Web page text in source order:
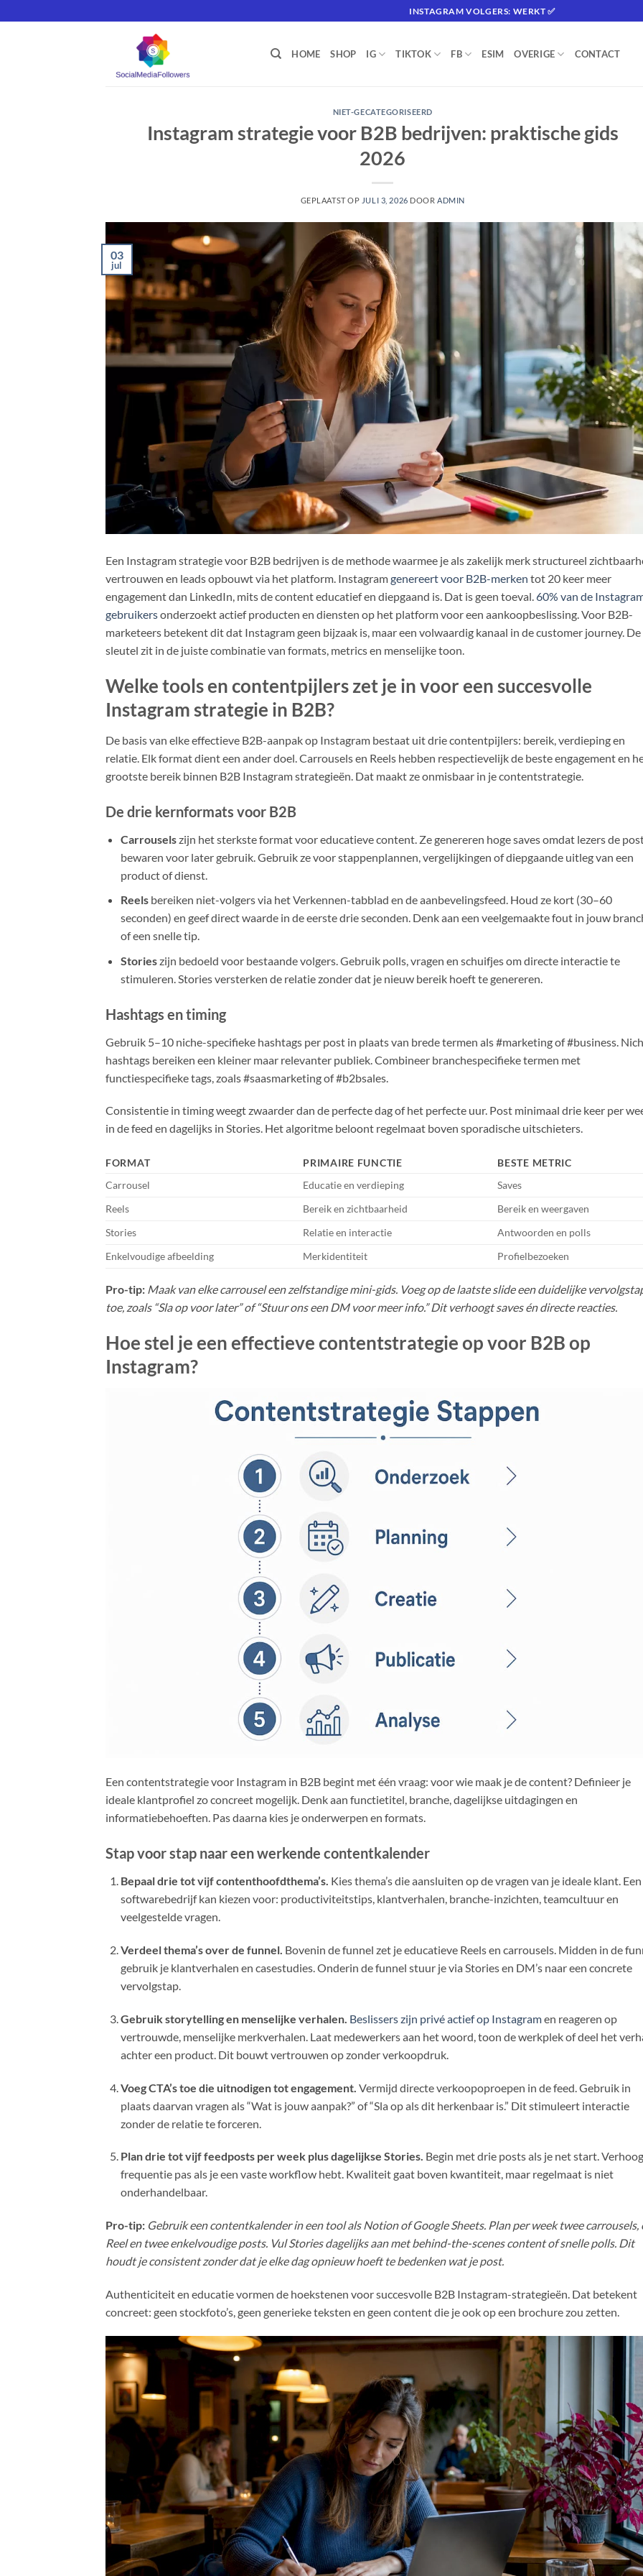
naar
INSTAGRAM VOLGERS: WERKT ✅
HOME SHOP IG TIKTOK FB ESIM OVERIGE CONTACT
NIET-GECATEGORISEERD
Instagram strategie voor B2B bedrijven: praktische gids
2026
GEPLAATST OP JULI 3, 2026 DOOR ADMIN
03
jul
Een Instagram strategie voor B2B bedrijven is de methode waarmee je als zakelijk merk structureel
vertrouwen en leads opbouwt via het platform. Instagramgenereert voor B2B-merken tot 20 keer meer
engagement dan LinkedIn, mits de content educatief en diepgaand is. Dat is geen toeval.60% van de
gebruikersonderzoekt actief producten en diensten op het platform voor een aankoopbeslissing. Voor B2B-
marketeers betekent dit dat Instagram geen bijzaak is, maar een volwaardig kanaal in de customer journey. De
sleutel zit in de juiste combinatie van formats, metrics en menselijke toon.
Welke tools en contentpijlers zet je in voor een succesvolle
Instagram strategie in B2B?
De basis van elke effectieve B2B-aanpak op Instagram bestaat uit drie contentpijlers: bereik, verdieping en
relatie. Elk format dient een ander doel. Carrousels en Reels hebben respectievelijk de beste engagement en
grootste bereik binnen B2B Instagram strategieën. Dat maakt ze onmisbaar in je contentstrategie.
De drie kernformats voor B2B
Carrouselszijn het sterkste format voor educatieve content. Ze genereren hoge saves omdat lezers de
bewaren voor later gebruik. Gebruik ze voor stappenplannen, vergelijkingen of diepgaande uitleg van een
product of dienst.
Reelsbereiken niet-volgers via het Verkennen-tabblad en de aanbevelingsfeed. Houd ze kort (30–60
seconden) en geef direct waarde in de eerste drie seconden. Denk aan een veelgemaakte fout in jouw
of een snelle tip.
Storieszijn bedoeld voor bestaande volgers. Gebruik polls, vragen en schuifjes om directe interactie te
stimuleren. Stories versterken de relatie zonder dat je nieuw bereik hoeft te genereren.
Hashtags en timing
Gebruik 5–10 niche-specifieke hashtags per post in plaats van brede termen als #marketing of #business.
hashtags bereiken een kleiner maar relevanter publiek. Combineer branchespecifieke termen met
functiespecifieke tags, zoals #saasmarketing of #b2bsales.
Consistentie in timing weegt zwaarder dan de perfecte dag of het perfecte uur. Post minimaal drie keer per
in de feed en dagelijks in Stories. Het algoritme beloont regelmaat boven sporadische uitschieters.
FORMAT PRIMAIRE FUNCTIE
BESTE METRIC
Carrousel
Educatie en verdieping
Saves
Reels
Bereik en zichtbaarheid
Bereik en weergaven
Stories
Relatie en interactie
Antwoorden en polls
Enkelvoudige afbeelding
Merkidentiteit Profielbezoeken
Pro-tip: Maak van elke carrousel een zelfstandige mini-gids. Voeg op de laatste slide een duidelijke
toe, zoals “Sla op voor later” of “Stuur ons een DM voor meer info.” Dit verhoogt saves én directe reacties.
Hoe stel je een effectieve contentstrategie op voor B2B op
Instagram?
Een contentstrategie voor Instagram in B2B begint met één vraag: voor wie maak je de content? Definieer je
ideale klantprofiel zo concreet mogelijk. Denk aan functietitel, branche, dagelijkse uitdagingen en
informatiebehoeften. Pas daarna kies je onderwerpen en formats.
Stap voor stap naar een werkende contentkalender
Bepaal drie tot vijf contenthoofdthema’s. Kies thema’s die aansluiten op de vragen van je ideale klant. Een
softwarebedrijf kan kiezen voor: productiviteitstips, klantverhalen, branche-inzichten, teamcultuur en
veelgestelde vragen.
Verdeel thema’s over de funnel. Bovenin de funnel zet je educatieve Reels en carrousels. Midden in de
gebruik je klantverhalen en casestudies. Onderin de funnel stuur je via Stories en DM’s naar een concrete
vervolgstap.
Gebruik storytelling en menselijke verhalen. Beslissers zijn privé actief op Instagramen reageren op
vertrouwde, menselijke merkverhalen. Laat medewerkers aan het woord, toon de werkplek of deel het
achter een product. Dit bouwt vertrouwen op zonder verkoopdruk.
Voeg CTA’s toe die uitnodigen tot engagement. Vermijd directe verkoopoproepen in de feed. Gebruik in
plaats daarvan vragen als “Wat is jouw aanpak?” of “Sla op als dit herkenbaar is.” Dit stimuleert interactie
zonder de relatie te forceren.
Plan drie tot vijf feedposts per week plus dagelijkse Stories. Begin met drie posts als je net start.
frequentie pas als je een vaste workflow hebt. Kwaliteit gaat boven kwantiteit, maar regelmaat is niet
onderhandelbaar.
Pro-tip: Gebruik een contentkalender in een tool als Notion of Google Sheets. Plan per week twee carrousels,
Reel en twee enkelvoudige posts. Vul Stories dagelijks aan met behind-the-scenes content of snelle polls. Dit
houdt je consistent zonder dat je elke dag opnieuw hoeft te bedenken wat je post.
Authenticiteit en educatie vormen de hoekstenen voor succesvolle B2B Instagram-strategieën. Dat betekent
concreet: geen stockfoto’s, geen generieke teksten en geen content die je ook op een brochure zou zetten.